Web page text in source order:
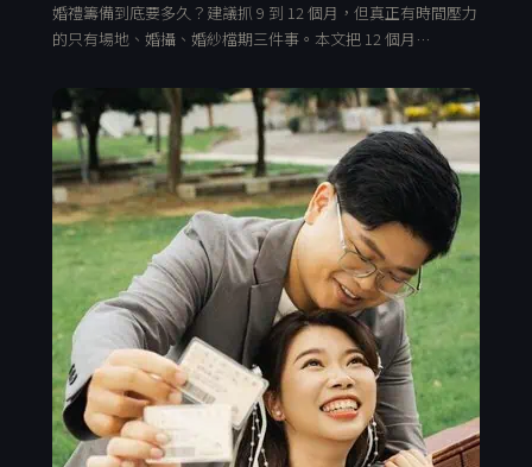
婚禮籌備到底要多久？建議抓 9 到 12 個月，但真正有時間壓力
的只有場地、婚攝、婚紗檔期三件事。本文把 12 個月…